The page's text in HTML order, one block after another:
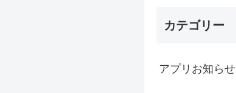
カテゴリー
アプリお知らせ